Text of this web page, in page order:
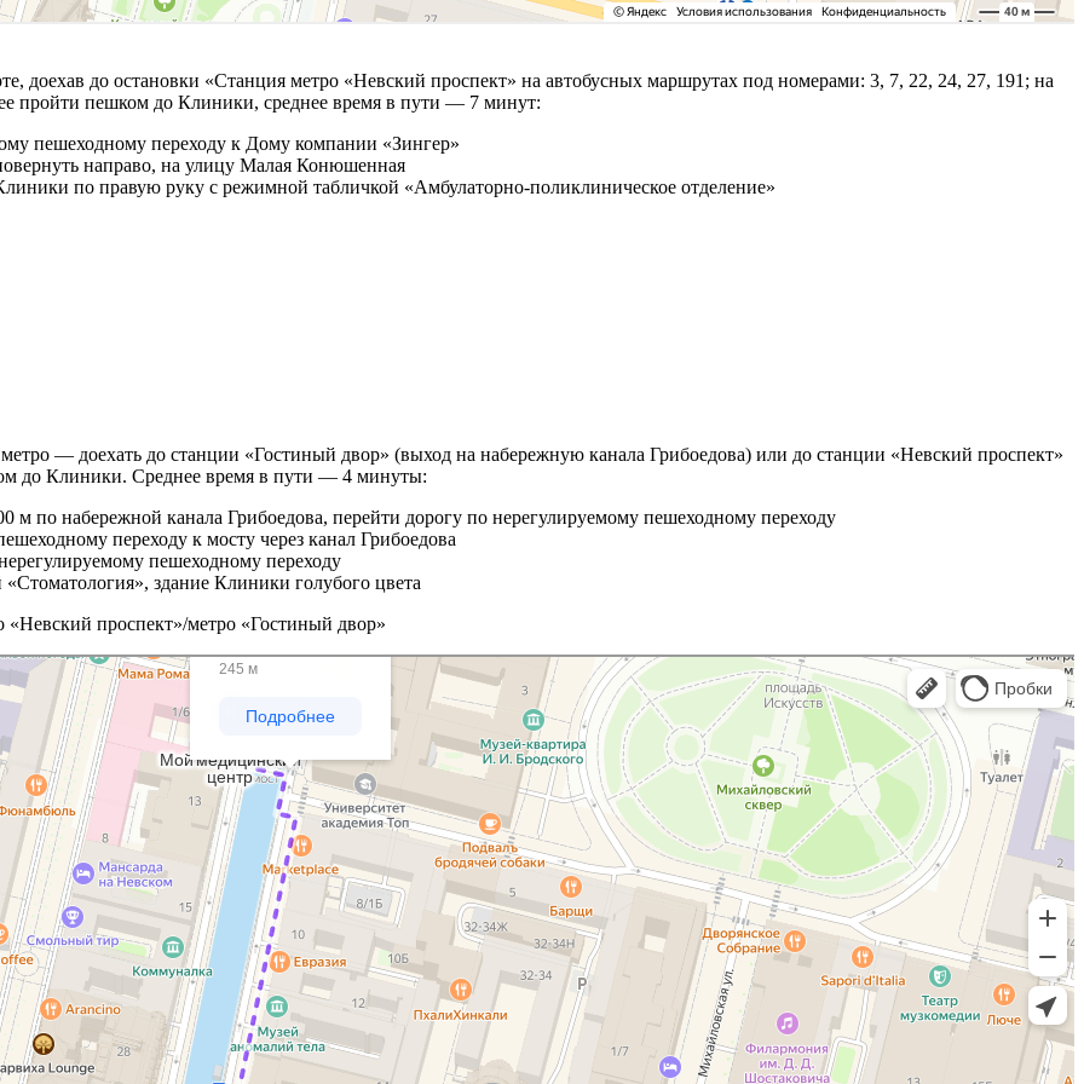
доехав до остановки «Станция метро «Невский проспект» на автобусных маршрутах под номерами: 3, 7, 22, 24, 27, 191; на
пройти пешком до Клиники, среднее время в пути — 7 минут:
пешеходному переходу к Дому компании «Зингер»
направо, на улицу Малая Конюшенная
по правую руку с режимной табличкой «Амбулаторно-поликлиническое отделение»
— доехать до станции «Гостиный двор» (выход на набережную канала Грибоедова) или до станции «Невский проспект»
до Клиники. Среднее время в пути — 4 минуты:
м по набережной канала Грибоедова, перейти дорогу по нерегулируемому пешеходному переходу
переходу к мосту через канал Грибоедова
пешеходному переходу
здание Клиники голубого цвета
проспект»/метро «Гостиный двор»